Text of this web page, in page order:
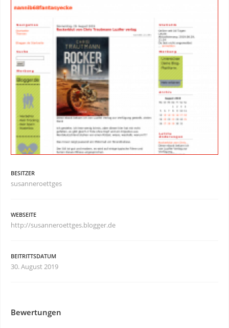
BESITZER
susanneroettges
WEBSEITE
http://susanneroettges.blogger.de
BEITRITTSDATUM
30. August 2019
Bewertungen